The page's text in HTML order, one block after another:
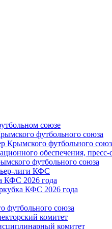
союзе
футбольного союза
Крымского футбольного
обеспечения, пресс-
футбольного союза
лиги КФС
КФС 2026 года
КФС 2026 года
футбольного союза
комитет
комитет